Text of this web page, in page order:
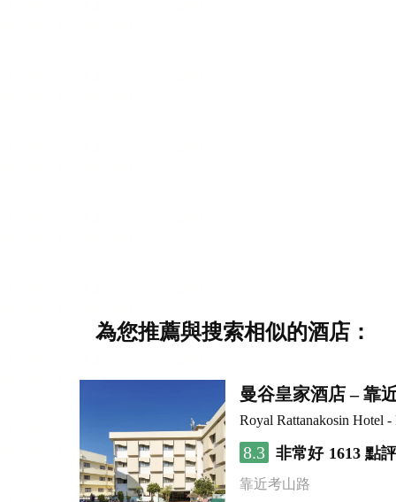
為您推薦與搜索相似的酒店：
曼谷皇家酒店 – 靠
Royal Rattanakosin Hotel
8.3 非常好 1613 點評
靠近考山路